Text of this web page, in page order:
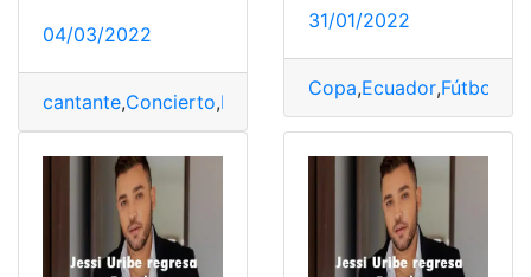
04/03/2022
cantante,Concierto,Ecuador jessi uribe,regreso
31/01/2022
Copa,Ecuador,Fútbol